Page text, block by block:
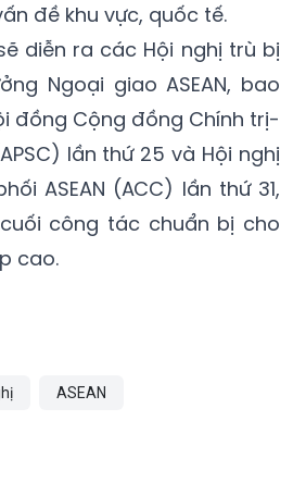
đề khu vực, quốc tế.
diễn ra các Hội nghị trù bị
Ngoại giao ASEAN, bao
đồng Cộng đồng Chính trị-
lần thứ 25 và Hội nghị
ASEAN (ACC) lần thứ 31,
công tác chuẩn bị cho
cao.
ASEAN